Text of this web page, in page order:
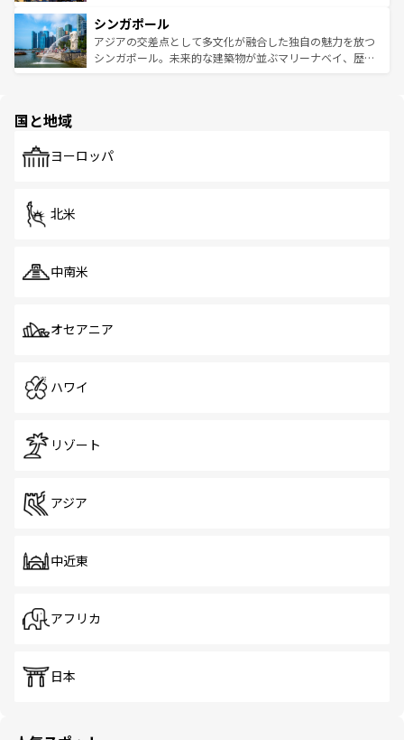
参照してほしい。
激する。気候は一年中温暖で、どの季節にも異なる楽しみ
が待っている。親しみやすいタイの人々、仏教を中心とし
た文化、そして多様な観光資源が、訪れる旅人を魅了し続
み、どこを訪れても感動するはず。観光スポットが密集し
ており、効率よく見どころを回れるのも魅力。息をのむよ
うな絶景から文化的な体験まで、香港を存分に楽しみ尽く
シンガポール
アジアの交差点として多文化が融合した独自の魅力を放つ
シンガポール。未来的な建築物が並ぶマリーナベイ、歴史
で、ホーカーズは地元の風情を楽しめる外せないスポット
国と地域
ヨーロッパ
北米
中南米
オセアニア
ハワイ
リゾート
アジア
中近東
アフリカ
日本